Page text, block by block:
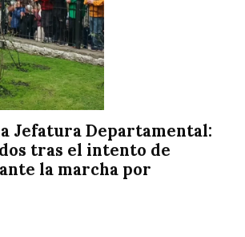
Jefatura Departamental:
tras el intento de
la marcha por